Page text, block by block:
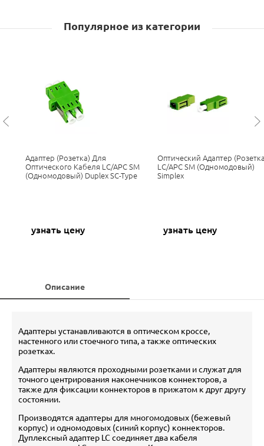
Популярное из категории
Адаптер (розетка) Для
Оптического Кабеля LC/APC SM
(одномодовый) Duplex SC-Type
узнать цену
Оптический Адаптер
LC/APC SM (одномодовый)
Simplex
узнать цену
Описание
Адаптеры устанавливаются в оптическом кроссе,
настенного или стоечного типа, а также оптических
розетках.
Адаптеры являются проходными розетками и служат для
точного центрирования наконечников коннекторов, а
также для фиксации коннекторов в прижатом к друг другу
состоянии.
Производятся адаптеры для многомодовых (бежевый
корпус) и одномодовых (синий корпус) коннекторов.
Дуплексный адаптер LC соединяет два кабеля